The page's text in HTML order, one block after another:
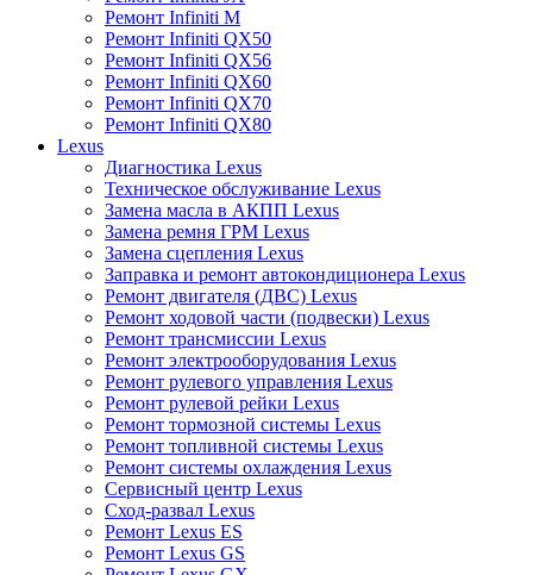
Ремонт Infiniti M
Ремонт Infiniti QX50
Ремонт Infiniti QX56
Ремонт Infiniti QX60
Ремонт Infiniti QX70
Ремонт Infiniti QX80
Lexus
Диагностика Lexus
Техническое обслуживание Lexus
Замена масла в АКПП Lexus
Замена ремня ГРМ Lexus
Замена сцепления Lexus
Заправка и ремонт автокондиционера Lexus
Ремонт двигателя (ДВС) Lexus
Ремонт ходовой части (подвески) Lexus
Ремонт трансмиссии Lexus
Ремонт электрооборудования Lexus
Ремонт рулевого управления Lexus
Ремонт рулевой рейки Lexus
Ремонт тормозной системы Lexus
Ремонт топливной системы Lexus
Ремонт системы охлаждения Lexus
Сервисный центр Lexus
Сход-развал Lexus
Ремонт Lexus ES
Ремонт Lexus GS